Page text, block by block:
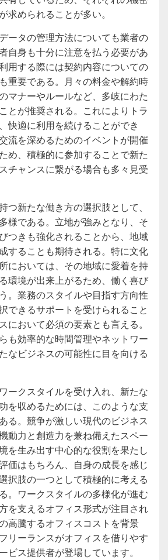
求められることが多い。
ータの管理方法についても業者の
自身も十分に注意を払う必要があ
用する際には契約内容についての
重要である。月々の料金や解約時
マナーやルールなど、多岐にわた
とが推奨される。これによりトラ
快適に利用を続けることができ
流を深めるためのイベントが開催
め、積極的に参加することで新た
チャンスに繋がる場合も多々見受
つ新たな働き方の選択肢として、
様である。立地が強みとなり、そ
つきも強化されることから、地域
することも期待される。特に文化
においては、その地域に愛着を持
環境が出来上がるため、働く喜び
。業務のスタイルや目指す方向性
できるサポートを受けられること
において必須の要素とも言える。
も効率的な時間管理やネットワー
なビジネスの可能性に目を向ける
ークスタイルを受け入れ、新たな
を収めるためには、このような支
る。競争が激しい現代のビジネス
動力と創造力を兼ね備えたスペー
を生み出す中心的な役割を果たし
価はもちろん、自身の成長を感じ
択肢の一つとして積極的に考える
。ワークスタイルの多様化が進む
を支えるオフィス形式が注目され
高騰するオフィスコストを背景
リーランスがオフィスを借りやす
ビス提供者が登場しています。